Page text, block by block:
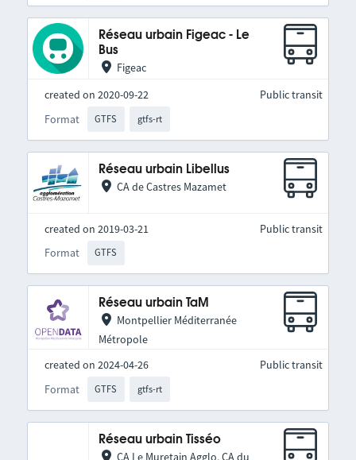
Réseau urbain Figeac - Le
Bus
Figeac
created on 2020-09-22
Format
GTFS gtfs-rt
Public transit
Réseau urbain Libellus
CA de Castres Mazamet
created on 2019-03-21
Format
GTFS
Public transit
Réseau urbain TaM
Montpellier Méditerranée
Métropole
created on 2024-04-26
Format
GTFS gtfs-rt
Public transit
Réseau urbain Tisséo
CA Le Muretain Agglo, CA du